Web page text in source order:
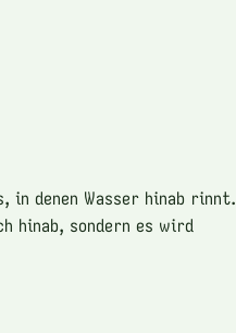
in denen Wasser hinab rinnt.
hinab, sondern es wird